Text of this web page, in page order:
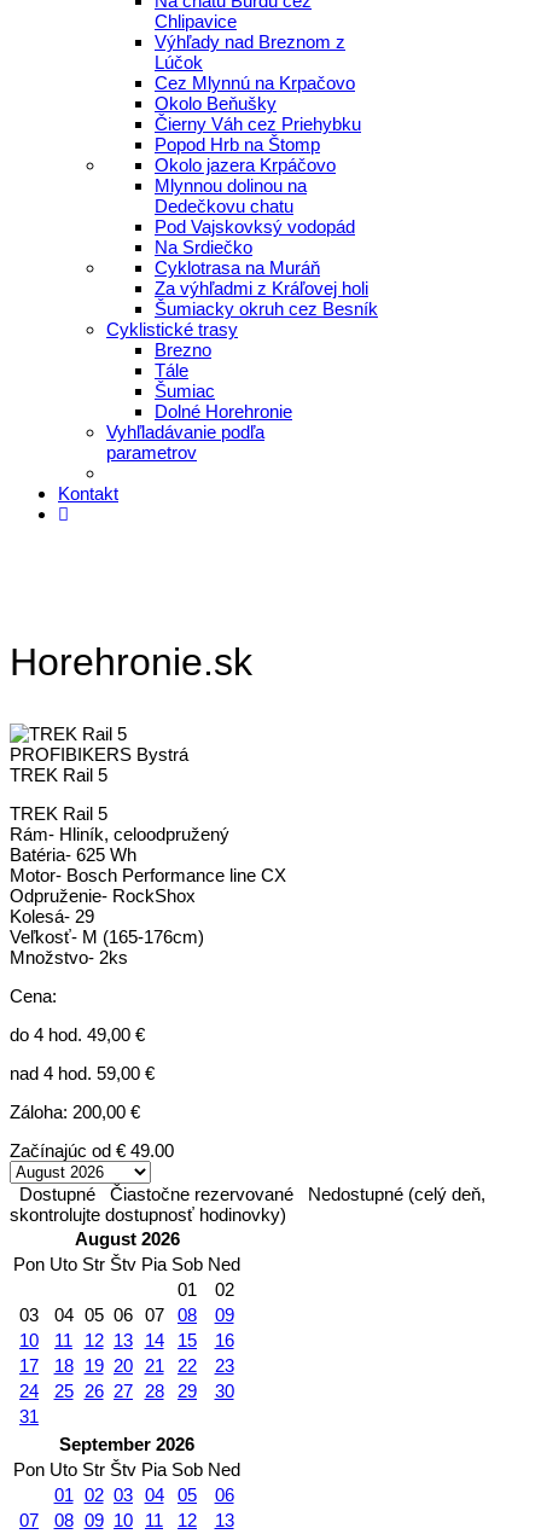
Chlipavice
Výhľady nad Breznom z
Lúčok
Cez Mlynnú na Krpačovo
Okolo Beňušky
Čierny Váh cez Priehybku
Popod Hrb na Štomp
Okolo jazera Krpáčovo
Mlynnou dolinou na
Dedečkovu chatu
Pod Vajskovksý vodopád
Na Srdiečko
Cyklotrasa na Muráň
Za výhľadmi z Kráľovej holi
Šumiacky okruh cez Besník
Cyklistické trasy
Brezno
Tále
Šumiac
Dolné Horehronie
Vyhľladávanie podľa
parametrov
Kontakt
Horehronie.sk
PROFIBIKERS Bystrá
TREK Rail 5
TREK Rail 5
Rám- Hliník, celoodpružený
Batéria- 625 Wh
Motor- Bosch Performance line CX
Odpruženie- RockShox
Kolesá- 29
Veľkosť- M (165-176cm)
Množstvo- 2ks
Cena:
do 4 hod. 49,00 €
nad 4 hod. 59,00 €
Záloha: 200,00 €
Začínajúc od € 49.00
Dostupné Čiastočne rezervované
Nedostupné (celý deň,
skontrolujte dostupnosť hodinovky)
August 2026
Pon Uto Str Štv Pia Sob Ned
01
02
03
04 05 06 07 08
09
10
11 12 13 14 15
16
17
18 19 20 21 22
23
24
25 26 27 28 29
30
31
September 2026
Pon Uto Str Štv Pia Sob Ned
01 02 03 04 05
06
07
08 09 10 11 12
13